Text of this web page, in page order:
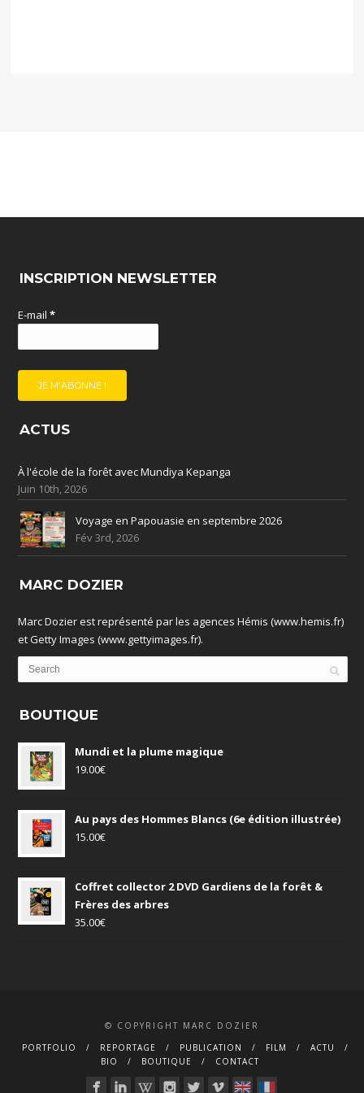
INSCRIPTION NEWSLETTER
E-mail*
ACTUS
À l'école de la forêt avec Mundiya Kepanga
Juin 10th, 2026
Voyage en Papouasie en septembre 2026
Fév 3rd, 2026
MARC DOZIER
Marc Dozier est représenté par les agences Hémis (www.hemis.fr)
et Getty Images (www.gettyimages.fr).
BOUTIQUE
Mundi et la plume magique
19.00€
Au pays des Hommes Blancs (6e édition illustrée)
15.00€
Coffret collector 2 DVD Gardiens de la forêt &
Frères des arbres
35.00€
© COPYRIGHT MARC DOZIER
PORTFOLIO
REPORTAGE PUBLICATION FILM
ACTU
BIO
BOUTIQUE CONTACT